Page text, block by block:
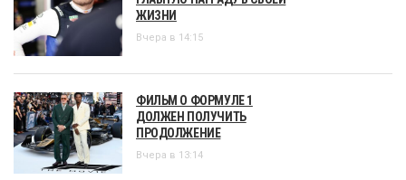
ЖИЗНИ
Вчера в 14:15
ФИЛЬМ О ФОРМУЛЕ 1
ДОЛЖЕН ПОЛУЧИТЬ
ПРОДОЛЖЕНИЕ
Вчера в 13:14